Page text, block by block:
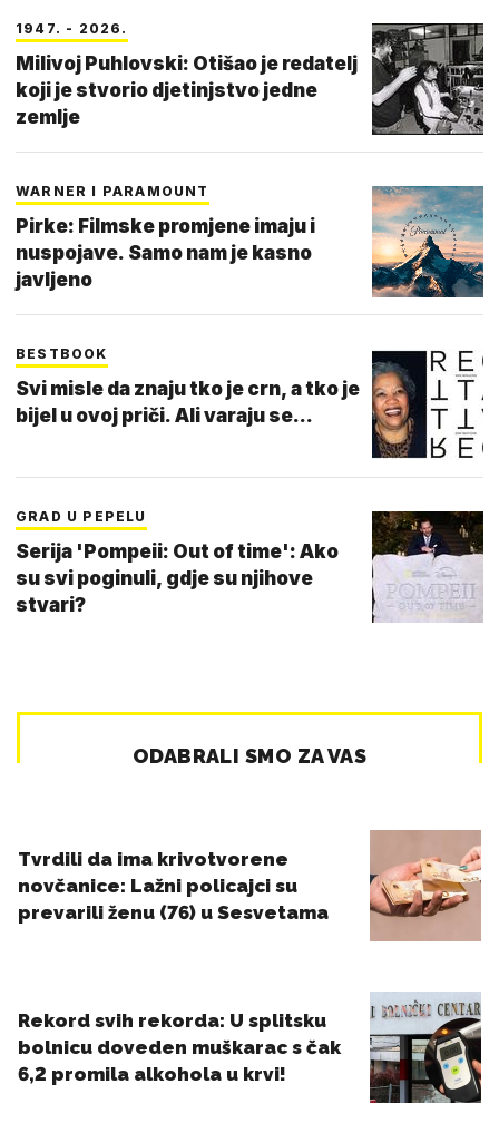
1947. - 2026.
Milivoj Puhlovski: Otišao je redatelj
koji je stvorio djetinjstvo jedne
zemlje
WARNER I PARAMOUNT
Pirke: Filmske promjene imaju i
nuspojave. Samo nam je kasno
javljeno
BESTBOOK
Svi misle da znaju tko je crn, a tko je
bijel u ovoj priči. Ali varaju se...
GRAD U PEPELU
Serija 'Pompeii: Out of time': Ako
su svi poginuli, gdje su njihove
stvari?